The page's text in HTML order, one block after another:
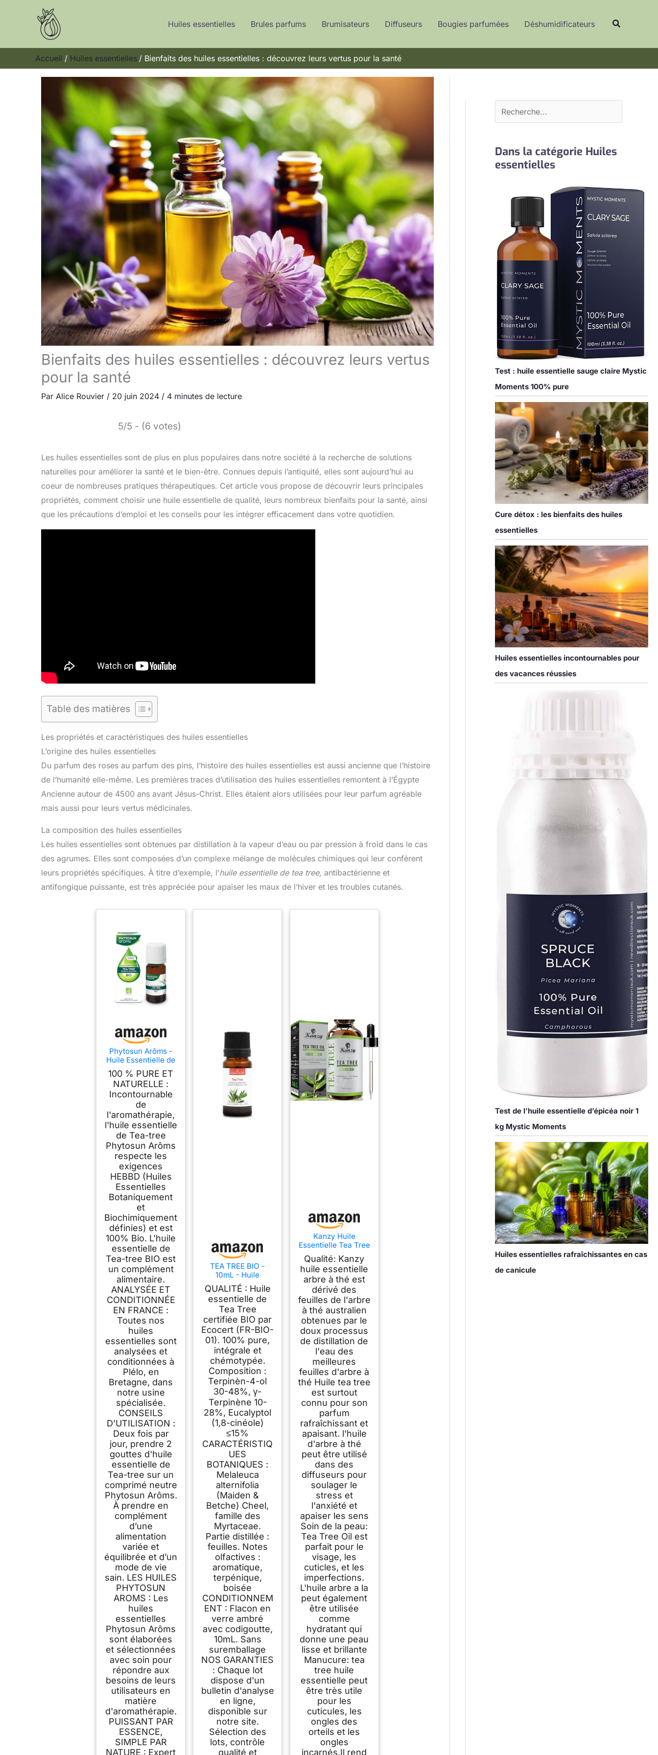
Huiles essentielles Brules parfums Brumisateurs Diffuseurs Bougies parfumées Déshumidificateurs
Accueil Huiles essentielles Bienfaits des huiles essentielles : découvrez leurs vertus pour la santé
Bienfaits des huiles essentielles : découvrez leurs vertus
pour la santé
Par Alice Rouvier / 20 juin 2024 / 4 minutes de lecture
5/5 - (6 votes)
Les huiles essentielles sont de plus en plus populaires dans notre société à la recherche de solutions
naturelles pour améliorer la santé et le bien-être. Connues depuis l’antiquité, elles sont aujourd’hui au
coeur de nombreuses pratiques thérapeutiques. Cet article vous propose de découvrir leurs principales
propriétés, comment choisir une huile essentielle de qualité, leurs nombreux bienfaits pour la santé, ainsi
que les précautions d’emploi et les conseils pour les intégrer efficacement dans votre quotidien.
Table des matières
Les propriétés et caractéristiques des huiles essentielles
L’origine des huiles essentielles
Du parfum des roses au parfum des pins, l’histoire des huiles essentielles est aussi ancienne que l’histoire
de l’humanité elle-même. Les premières traces d’utilisation des huiles essentielles remontent à l’Égypte
Ancienne autour de 4500 ans avant Jésus-Christ. Elles étaient alors utilisées pour leur parfum agréable
mais aussi pour leurs vertus médicinales.
La composition des huiles essentielles
Les huiles essentielles sont obtenues par distillation à la vapeur d’eau ou par pression à froid dans le cas
des agrumes. Elles sont composées d’un complexe mélange de molécules chimiques qui leur confèrent
leurs propriétés spécifiques. À titre d’exemple, l’huile essentielle de tea tree, antibactérienne et
antifongique puissante, est très appréciée pour apaiser les maux de l’hiver et les troubles cutanés.
Phytosun Arôms -
Huile Essentielle de
Tea Tree Bio - 10 ml
100 % PURE ET
NATURELLE :
Incontournable
de
l'aromathérapie,
l'huile essentielle
de Tea-tree
Phytosun Arôms
respecte les
exigences
HEBBD (Huiles
Essentielles
Botaniquement
et
Biochimiquement
définies) et est
100% Bio. L'huile
essentielle de
Tea-tree BIO est
un complément
alimentaire.
ANALYSÉE ET
CONDITIONNÉE
EN FRANCE :
Toutes nos
huiles
essentielles sont
analysées et
conditionnées à
Plélo, en
Bretagne, dans
notre usine
spécialisée.
CONSEILS
D'UTILISATION :
Deux fois par
jour, prendre 2
gouttes d'huile
essentielle de
Tea-tree sur un
comprimé neutre
Phytosun Arôms.
À prendre en
complément
d’une
alimentation
variée et
équilibrée et d’un
mode de vie
sain. LES HUILES
PHYTOSUN
AROMS : Les
huiles
essentielles
Phytosun Arôms
sont élaborées
et sélectionnées
avec soin pour
répondre aux
besoins de leurs
utilisateurs en
matière
d'aromathérapie.
PUISSANT PAR
ESSENCE,
SIMPLE PAR
NATURE : Expert
TEA TREE BIO -
10mL - Huile
Essentielle de
Qualité Premium -
100% Pure,
Naturelle, Garantie
ChromaCert -
Chémotypée et
Intégrale - La
Compagnie des
Sens
QUALITÉ : Huile
essentielle de
Tea Tree
certifiée BIO par
Ecocert (FR-BIO-
01). 100% pure,
intégrale et
chémotypée.
Composition :
Terpinèn-4-ol
30-48%, γ-
Terpinène 10-
28%, Eucalyptol
(1,8-cinéole)
≤15%
CARACTÉRISTIQ
UES
BOTANIQUES :
Melaleuca
alternifolia
(Maiden &
Betche) Cheel,
famille des
Myrtaceae.
Partie distillée :
feuilles. Notes
olfactives :
aromatique,
terpénique,
boisée
CONDITIONNEM
ENT : Flacon en
verre ambré
avec codigoutte,
10mL. Sans
suremballage
NOS GARANTIES
: Chaque lot
dispose d'un
bulletin d'analyse
en ligne,
disponible sur
notre site.
Sélection des
lots, contrôle
qualité et
Kanzy Huile
Essentielle Tea Tree
60ml Naturelle
Vegan Huile Arbre à
Thé pour le Visage,
Ongles et les Soins
de la peau Huile
Qualité: Kanzy
huile essentielle
arbre à thé est
dérivé des
feuilles de l'arbre
à thé australien
obtenues par le
doux processus
de distillation de
l'eau des
meilleures
feuilles d'arbre à
thé Huile tea tree
est surtout
connu pour son
parfum
rafraîchissant et
apaisant. l'huile
d'arbre à thé
peut être utilisé
dans des
diffuseurs pour
soulager le
stress et
l'anxiété et
apaiser les sens
Soin de la peau:
Tea Tree Oil est
parfait pour le
visage, les
cuticles, et les
imperfections.
L'huile arbre a la
peut également
être utilisée
comme
hydratant qui
donne une peau
lisse et brillante
Manucure: tea
tree huile
essentielle peut
être très utile
pour les
cuticules, les
ongles des
orteils et les
ongles
incarnés.Il rend
e
e
c
r
Dans la catégorie Huiles
essentielles
Test : huile essentielle sauge claire Mystic
Moments 100% pure
Cure détox : les bienfaits des huiles
essentielles
Huiles essentielles incontournables pour
des vacances réussies
Test de l’huile essentielle d’épicéa noir 1
kg Mystic Moments
Huiles essentielles rafraîchissantes en cas
de canicule